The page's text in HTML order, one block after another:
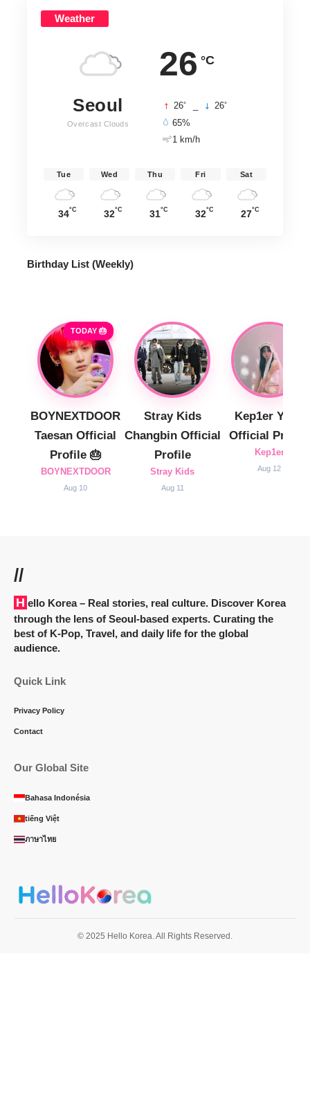
Weather
26 °C
Seoul
Overcast Clouds
26° 26°
65%
1 km/h
Tue
34°C
Wed
32°C
Thu
31°C
Fri
32°C
Sat
27°C
Birthday List (Weekly)
TODAY 🎂
BOYNEXTDOOR
Taesan Official
Profile 🎂
BOYNEXTDOOR
Aug 10
Stray Kids
Changbin Official
Profile
Stray Kids
Aug 11
Kep1er Yujin
Official Profile
Kep1er
Aug 12
//
Hello Korea– Real stories, real culture. Discover Korea
through the lens of Seoul-based experts. Curating the
best of K-Pop, Travel, and daily life for the global
audience.
Quick Link
Privacy Policy
Contact
Our Global Site
Bahasa Indonésia
tiếng Việt
ภาษาไทย
© 2025 Hello Korea. All Rights Reserved.